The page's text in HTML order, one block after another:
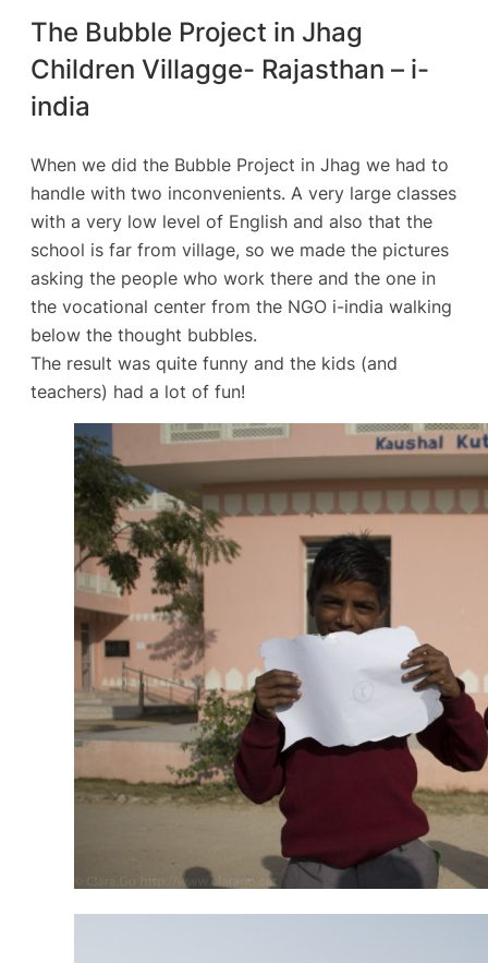
The Bubble Project in Jhag
Children Villagge- Rajasthan – i-
india
When we did the Bubble Project in Jhag we had to
handle with two inconvenients. A very large classes
with a very low level of English and also that the
school is far from village, so we made the pictures
asking the people who work there and the one in
the vocational center from the NGO i-india walking
below the thought bubbles.
The result was quite funny and the kids (and
teachers) had a lot of fun!